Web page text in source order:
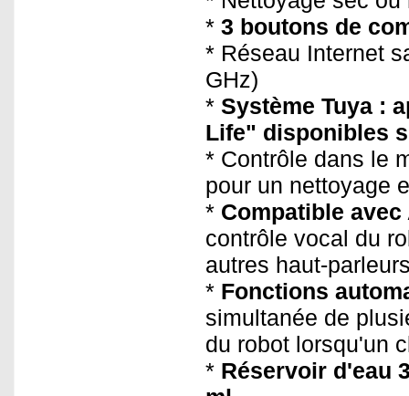
* 3 boutons de
* Réseau Internet
GHz)
* Système Tuya :
Life" disponibles
* Contrôle dans le
pour un nettoyage
* Compatible
contrôle vocal du
autres haut-
* Fonctions
simultanée de
du robot lorsqu'un
* Réservoir d'eau